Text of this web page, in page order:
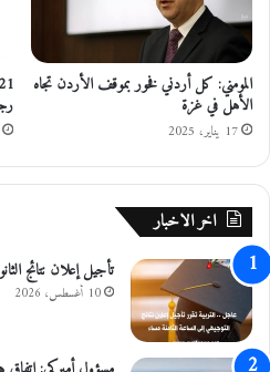
ل
د
ا
م
ج
ف
د
ي
ر
ي
ة
م
و
ا
ف
ق
ة
ل
ى
ج
ر
ا
ء
ت
ع
المومني: كل أردني فخور بموقف الأردن تجاه
الأهل في ‎غزة
17 يناير، 2025
اخر الاخبار
تأجيل إعلان نتائج
10 أغسطس، 2026